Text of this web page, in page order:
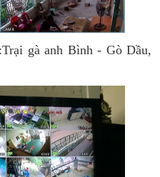
gà anh Bình - Gò Dầu,